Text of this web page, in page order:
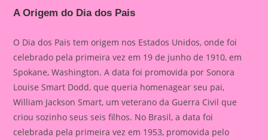
A Origem do Dia dos Pais
O Dia dos Pais tem origem nos Estados Unidos, onde foi
celebrado pela primeira vez em 19 de junho de 1910, em
Spokane, Washington. A data foi promovida por Sonora
Louise Smart Dodd, que queria homenagear seu pai,
William Jackson Smart, um veterano da Guerra Civil que
criou sozinho seus seis filhos. No Brasil, a data foi
celebrada pela primeira vez em 1953, promovida pelo